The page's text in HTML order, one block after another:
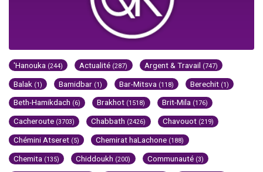
'Hanouka (244) Actualité (287) Argent & Travail (747)
Balak (1) Bamidbar (1) Bar-Mitsva (118) Berechit (1)
Beth-Hamikdach (6) Brakhot (1518) Brit-Mila (176)
Cacheroute (3703) Chabbath (2426) Chavouot (219)
Chémini Atseret (5) Chemirat haLachone (188)
Chemita (135) Chiddoukh (200) Communauté (3)